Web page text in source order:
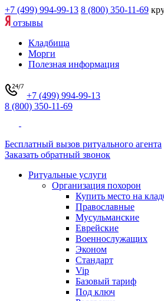
+7 (499) 994-99-13 8 (800) 350-11-69
отзывы
Кладбища
Морги
Полезная информация
+7 (499) 994-99-13
8 (800) 350-11-69
Бесплатный вызов ритуального агента
Заказать обратный звонок
Ритуальные услуги
Организация похорон
Купить место на
Православные
Мусульманские
Еврейские
Военнослужащих
Эконом
Стандарт
Vip
Базовый тариф
Под ключ